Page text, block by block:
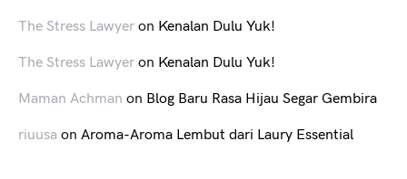
The Stress Lawyer on Kenalan Dulu Yuk!
The Stress Lawyer on Kenalan Dulu Yuk!
Maman Achman on Blog Baru Rasa Hijau Segar Gembira
riuusa on Aroma-Aroma Lembut dari Laury Essential